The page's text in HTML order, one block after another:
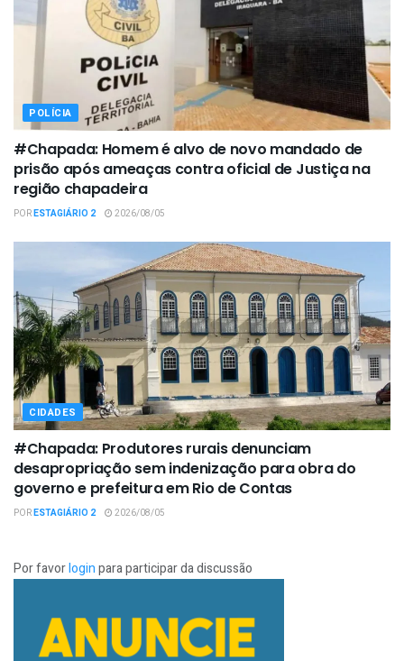
POLÍCIA
#Chapada: Homem é alvo de novo mandado de
prisão após ameaças contra oficial de Justiça na
região chapadeira
PORESTAGIÁRIO 2 2026/08/05
CIDADES
#Chapada: Produtores rurais denunciam
desapropriação sem indenização para obra do
governo e prefeitura em Rio de Contas
PORESTAGIÁRIO 2 2026/08/05
Por favorloginpara participar da discussão